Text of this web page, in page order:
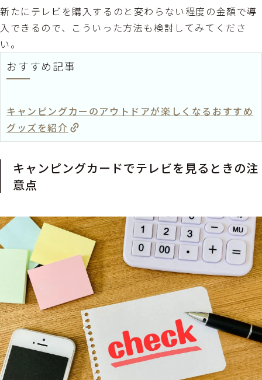
新たにテレビを購入するのと変わらない程度の金額で導
入できるので、こういった方法も検討してみてくださ
い。
おすすめ記事
キャンピングカーのアウトドアが楽しくなるおすすめ
グッズを紹介
キャンピングカードでテレビを見るときの注
意点